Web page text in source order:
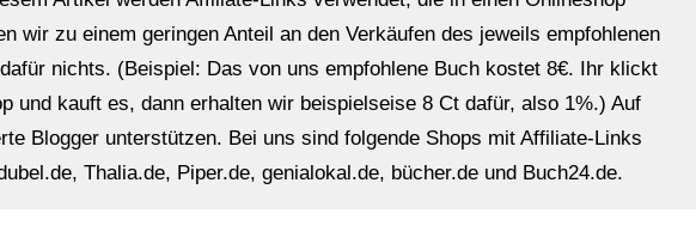
wir zu einem geringen Anteil an den Verkäufen des jeweils empfohlenen
nichts. (Beispiel: Das von uns empfohlene Buch kostet 8€. Ihr klickt
und kauft es, dann erhalten wir beispielseise 8 Ct dafür, also 1%.) Auf
Blogger unterstützen. Bei uns sind folgende Shops mit Affiliate-Links
Thalia.de, Piper.de, genialokal.de, bücher.de und Buch24.de.